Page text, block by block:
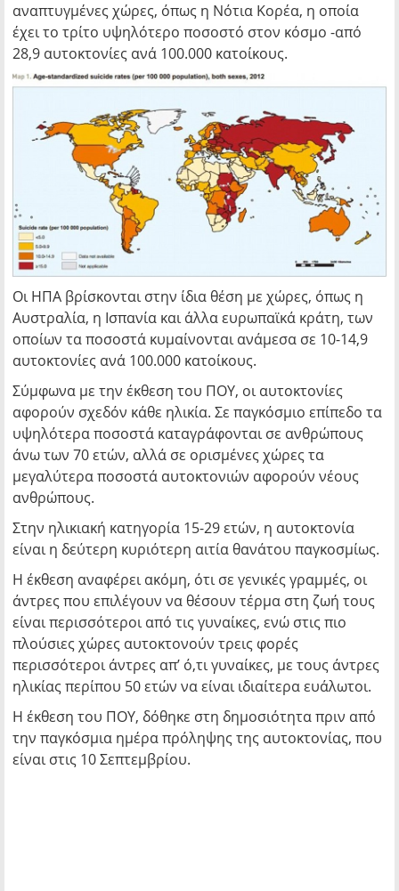
αναπτυγμένες χώρες, όπως η Νότια Κορέα, η οποία
έχει το τρίτο υψηλότερο ποσοστό στον κόσμο -από
28,9 αυτοκτονίες ανά 100.000 κατοίκους.
Οι ΗΠΑ βρίσκονται στην ίδια θέση με χώρες, όπως η
Αυστραλία, η Ισπανία και άλλα ευρωπαϊκά κράτη, των
οποίων τα ποσοστά κυμαίνονται ανάμεσα σε 10-14,9
αυτοκτονίες ανά 100.000 κατοίκους.
Σύμφωνα με την έκθεση του ΠΟΥ, οι αυτοκτονίες
αφορούν σχεδόν κάθε ηλικία. Σε παγκόσμιο επίπεδο τα
υψηλότερα ποσοστά καταγράφονται σε ανθρώπους
άνω των 70 ετών, αλλά σε ορισμένες χώρες τα
μεγαλύτερα ποσοστά αυτοκτονιών αφορούν νέους
ανθρώπους.
Στην ηλικιακή κατηγορία 15-29 ετών, η αυτοκτονία
είναι η δεύτερη κυριότερη αιτία θανάτου παγκοσμίως.
Η έκθεση αναφέρει ακόμη, ότι σε γενικές γραμμές, οι
άντρες που επιλέγουν να θέσουν τέρμα στη ζωή τους
είναι περισσότεροι από τις γυναίκες, ενώ στις πιο
πλούσιες χώρες αυτοκτονούν τρεις φορές
περισσότεροι άντρες απ’ ό,τι γυναίκες, με τους άντρες
ηλικίας περίπου 50 ετών να είναι ιδιαίτερα ευάλωτοι.
Η έκθεση του ΠΟΥ, δόθηκε στη δημοσιότητα πριν από
την παγκόσμια ημέρα πρόληψης της αυτοκτονίας, που
είναι στις 10 Σεπτεμβρίου.